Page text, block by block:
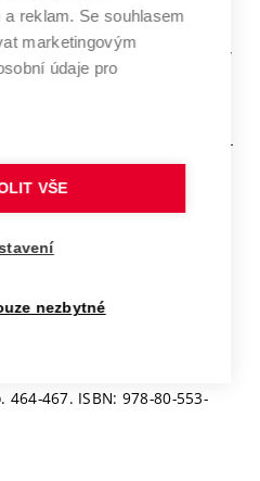
J. The Calibration of
with Traceability
of the 2018 19th
on Electric Power
ISBN: 978-1-5386-4612-
TOMAN, P.; ORSÁGOVÁ, J.;
P.H. The Influence of
Relay Operation. In
Scientific Symposium
464-467. ISBN: 978-80-553-
reklam. Se souhlasem
marketingovým
údaje pro
VŠE
nezbytné